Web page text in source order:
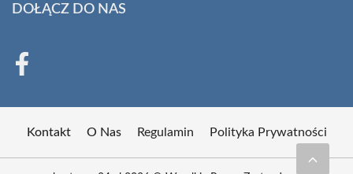
DOŁĄCZ DO NAS
Kontakt O Nas Regulamin Polityka Prywatności